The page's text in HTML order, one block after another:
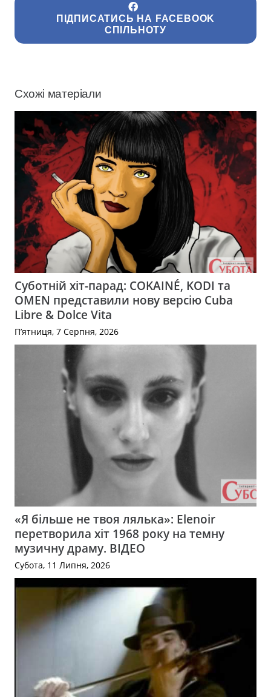
ПІДПИСАТИСЬ НА FACEBOOK
СПІЛЬНОТУ
Схожі матеріали
Суботній хіт-парад: COKAINÉ, KODI та
OMEN представили нову версію Cuba
Libre & Dolce Vita
П’ятниця, 7 Серпня, 2026
«Я більше не твоя лялька»: Elenoir
перетворила хіт 1968 року на темну
музичну драму. ВІДЕО
Субота, 11 Липня, 2026